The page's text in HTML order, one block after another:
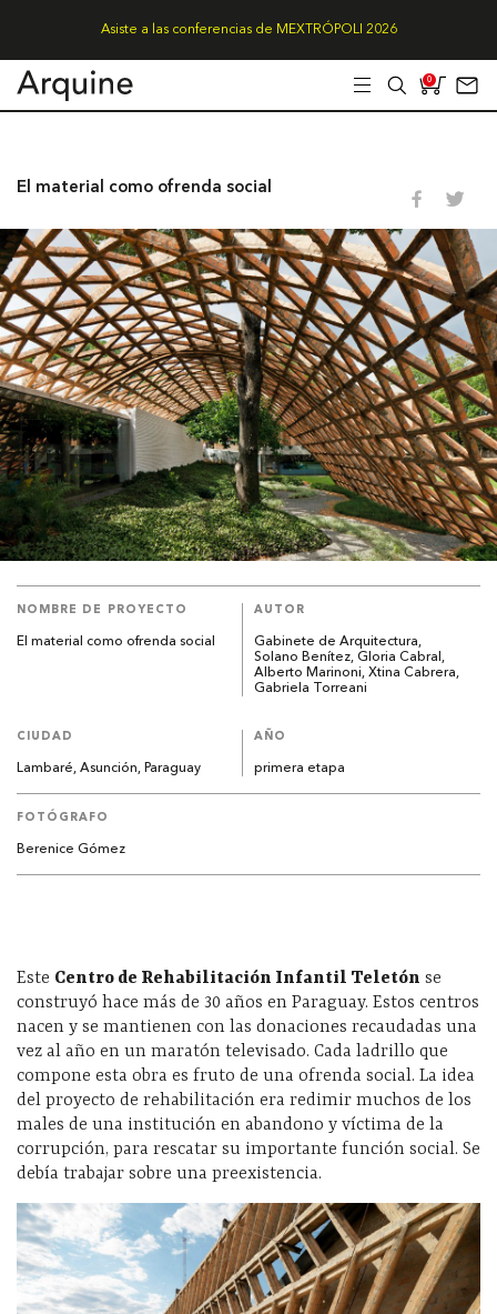
Asiste a las conferencias de MEXTRÓPOLI 2026
0
El material como ofrenda social
NOMBRE DE PROYECTO
El material como ofrenda social
AUTOR
Gabinete de Arquitectura,
Solano Benítez, Gloria Cabral,
Alberto Marinoni, Xtina Cabrera,
Gabriela Torreani
CIUDAD
Lambaré, Asunción, Paraguay
AÑO
primera etapa
FOTÓGRAFO
Berenice Gómez
Este Centro de Rehabilitación Infantil Teletón se
construyó hace más de 30 años en Paraguay. Estos centros
nacen y se mantienen con las donaciones recaudadas una
vez al año en un maratón televisado. Cada ladrillo que
compone esta obra es fruto de una ofrenda social. La idea
del proyecto de rehabilitación era redimir muchos de los
males de una institución en abandono y víctima de la
corrupción, para rescatar su importante función social. Se
debía trabajar sobre una preexistencia.